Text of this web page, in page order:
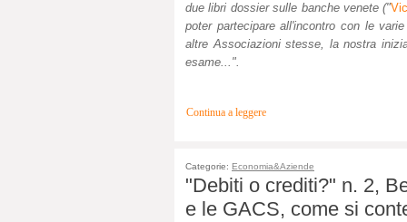
due libri dossier sulle banche venete ("
poter partecipare all'incontro con le
altre Associazioni stesse, la nostra
esame...".
Continua a leggere
Categorie: Economia&Aziende
"Debiti o crediti?" n. 2,
e le GACS, come si